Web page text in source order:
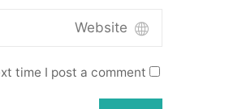
time I post a comment.